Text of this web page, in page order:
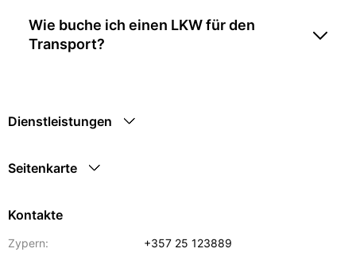
Wie buche ich einen LKW für den
Transport?
Dienstleistungen
Seitenkarte
Kontakte
Zypern:
+357 25 123889